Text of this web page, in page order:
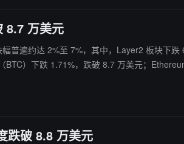
8.7 万美元
普遍约达 2%至 7%，其中，Layer2 板块下
）下跌 1.71%，跌破 8.7 万美元；
PIPPIN（PIPPIN）分别上涨 3.14%、
跌破 8.8 万美元